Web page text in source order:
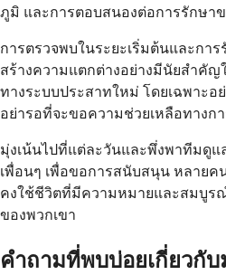
ภูมิ และการตอบสนองต่อการรักษา
การตรวจพบในระยะเริ่มต้นและกา
สร้างความแตกต่างอย่างมีนัยสำคั
ทางระบบประสาทใหม่ โดยเฉพาะอ
อย่ารอที่จะขอความช่วยเหลือทางก
มุ่งเน้นไปที่แต่ละวันและพึ่งพาทีมดู
เพื่อนๆ เพื่อขอการสนับสนุน หลายค
คงใช้ชีวิตที่มีความหมายและสมบู
ของพวกเขา
คำถามที่พบบ่อยเกี่ยวกับ